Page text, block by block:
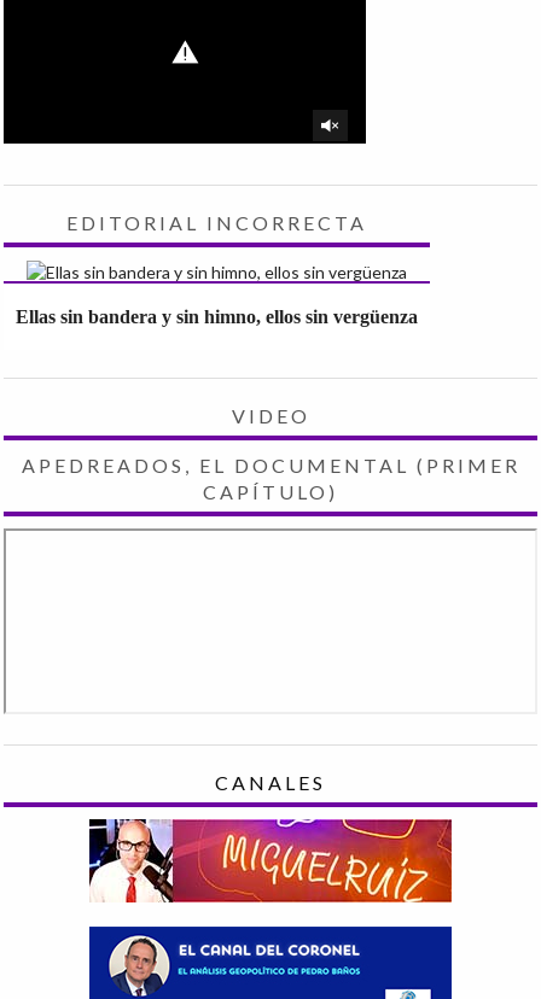
EDITORIAL INCORRECTA
Ellas sin bandera y sin himno, ellos sin vergüenza
VIDEO
APEDREADOS, EL DOCUMENTAL (PRIMER
CAPÍTULO)
CANALES